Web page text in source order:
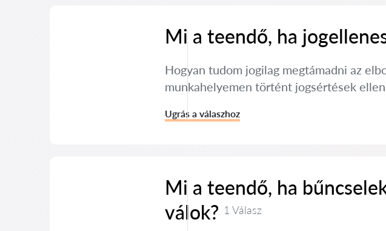
Mi a teendő, ha
Hogyan tudom jogilag megtámadni az
munkahelyemen történt jogsértések
Ugrás a válaszhoz
Mi a teendő, ha
válok? 1 Válasz